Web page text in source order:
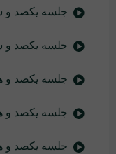
جلسه یکصد
جلسه یکصد
جلسه یکصد و
جلسه یکصد و
جلسه یکصد و